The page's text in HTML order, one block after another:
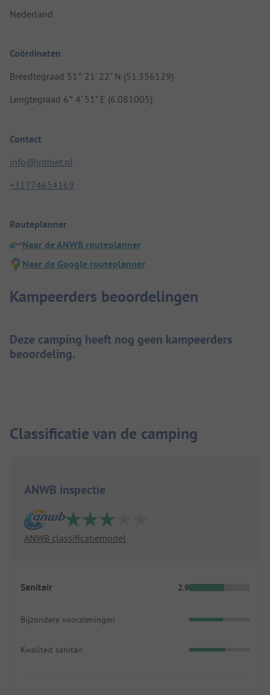
Nederland
Coördinaten
Breedtegraad 51° 21' 22" N (51.356129)
Lengtegraad 6° 4' 51" E (6.081005)
Contact
info@intniet.nl
+31774654169
Routeplanner
Naar de ANWB routeplanner
Naar de Google routeplanner
Kampeerders beoordelingen
Deze camping heeft nog geen kampeerders
beoordeling.
Classificatie van de camping
ANWB inspectie
ANWB classificatiemodel
Sanitair 2.9
Bijzondere voorzieningen
Kwaliteit sanitair